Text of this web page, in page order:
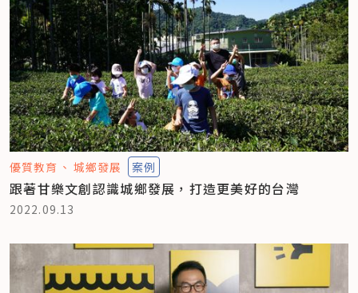
優質教育 城鄉發展 案例
跟著甘樂文創認識城鄉發展，打造更美好的台灣
2022.09.13